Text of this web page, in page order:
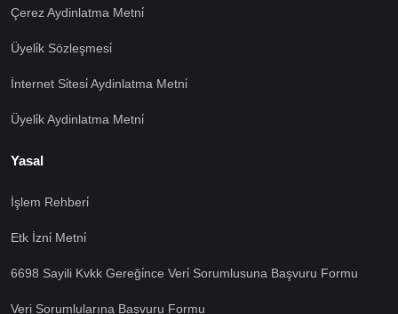
Çerez Aydinlatma Metni̇
Üyeli̇k Sözleşmesi̇
İnternet Si̇tesi̇ Aydinlatma Metni̇
Üyeli̇k Aydinlatma Metni̇
Yasal
İşlem Rehberi̇
Etk İzni̇ Metni̇
6698 Sayili Kvkk Gereği̇nce Veri̇ Sorumlusuna Başvuru Formu
Veri Sorumlularına Başvuru Formu
🍪 Çerez Kullanıyoruz!
şekilde çerezler kullanmaktayız. Çerezleri nasıl